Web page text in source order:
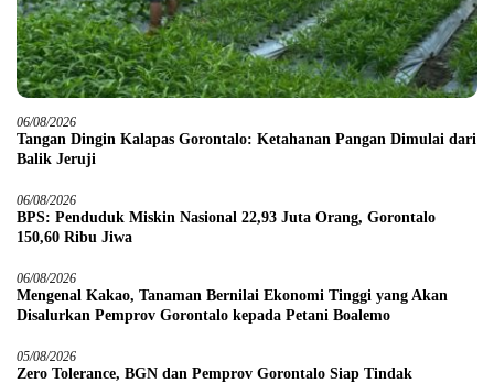
06/08/2026
Tangan Dingin Kalapas Gorontalo: Ketahanan Pangan Dimulai dari
Balik Jeruji
06/08/2026
BPS: Penduduk Miskin Nasional 22,93 Juta Orang, Gorontalo
150,60 Ribu Jiwa
06/08/2026
Mengenal Kakao, Tanaman Bernilai Ekonomi Tinggi yang Akan
Disalurkan Pemprov Gorontalo kepada Petani Boalemo
05/08/2026
Zero Tolerance, BGN dan Pemprov Gorontalo Siap Tindak